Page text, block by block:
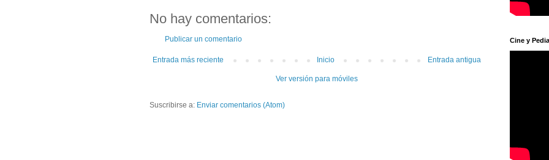
No hay comentarios:
Publicar un comentario
Entrada más reciente Entrada antigua
Inicio
Ver versión para móviles
Suscribirse a: Enviar comentarios (Atom)
Cine y